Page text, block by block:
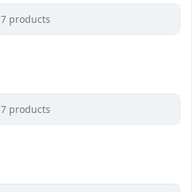
7 products
7 products